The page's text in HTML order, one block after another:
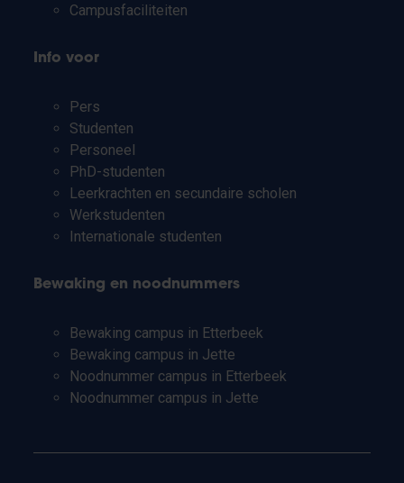
Campusfaciliteiten
Info voor
Pers
Studenten
Personeel
PhD-studenten
Leerkrachten en secundaire scholen
Werkstudenten
Internationale studenten
Bewaking en noodnummers
Bewaking campus in Etterbeek
Bewaking campus in Jette
Noodnummer campus in Etterbeek
Noodnummer campus in Jette